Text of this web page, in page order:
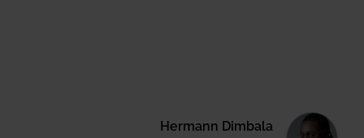
Hermann Dimbala